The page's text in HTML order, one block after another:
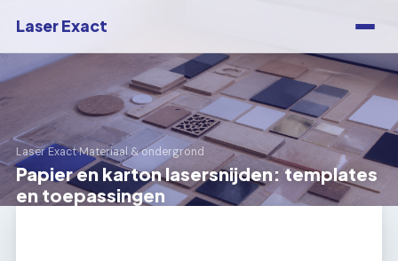
Laser Exact
Laser Exact›Materiaal & ondergrond
Papier en karton lasersnijden: templates
en toepassingen